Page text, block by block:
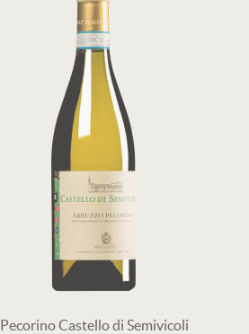
Pecorino Castello di Semivicoli